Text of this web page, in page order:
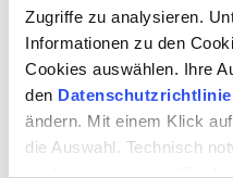
Zugriffe zu analysieren.
Informationen zu den
Cookies auswählen. Ihre
den
ändern. Mit einem Klick
die Auswahl. Technisch
auch gesetzt, wenn Sie
musikalische Leitung für die
la Douce«. Bereits vor seinem
Musical »They're Playing Our
musikalischer Leiter an
die deutsche Erstaufführung
Kammerspielen Düsseldorf,
Fair Lady« in Bonn, »Evita« in
Bonn sowie »Im weißen Rössl«